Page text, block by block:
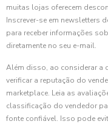
muitas lojas oferecem
Inscrever-se em newsletters
para receber informações
diretamente no seu e-mail.
Além disso, ao considerar a
verificar a reputação do
marketplace. Leia as
classificação do vendedor
fonte confiável. Isso pode